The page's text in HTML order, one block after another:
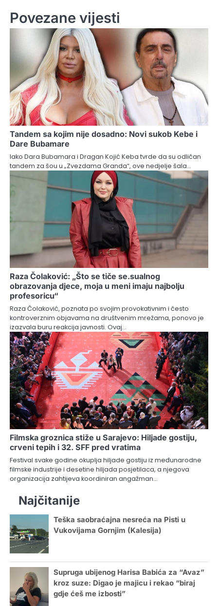
Povezane vijesti
Tandem sa kojim nije dosadno: Novi sukob Kebe i
Dare Bubamare
Iako Dara Bubamara i Dragan Kojić Keba tvrde da su odličan
tandem za šou u „Zvezdama Granda“, ove nedjelje šala…
Raza Čolaković: „Što se tiče se.sualnog
obrazovanja djece, moja u meni imaju najbolju
profesoricu“
Raza Čolaković, poznata po svojim provokativnim i često
kontroverznim objavama na društvenim mrežama, ponovo je
izazvala buru reakcija javnosti. Ovaj…
Filmska groznica stiže u Sarajevo: Hiljade gostiju,
crveni tepih i 32. SFF pred vratima
Festival svake godine okuplja hiljade gostiju iz međunarodne
filmske industrije i desetine hiljada posjetilaca, a njegova
organizacija zahtijeva koordiniran angažman…
Najčitanije
Teška saobraćajna nesreća na Pisti u
Vukovijama Gornjim (Kalesija)
Supruga ubijenog Harisa Babića za “Avaz”
kroz suze: Digao je majicu i rekao “biraj
gdje ćeš me izbosti”